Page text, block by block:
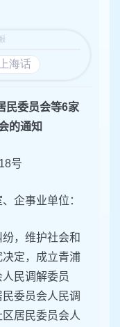
民委员会等6家
的通知
号
企事业单位：
，维护社会和
定，成立青浦
民调解委员
委员会人民调
居民委员会人